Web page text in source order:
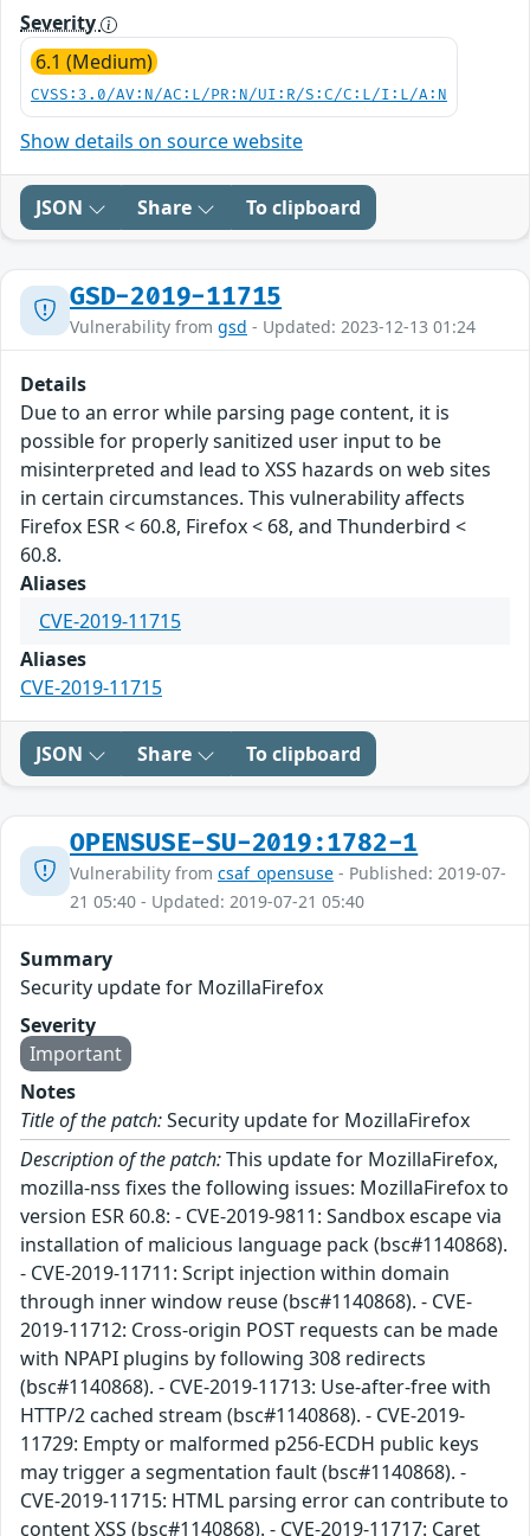
Severity
6.1 (Medium)
CVSS:3.0/AV:N/AC:L/PR:N/UI:R/S:C/C:L/I:L/A:N
Show details on source website
JSON Share To clipboard
GSD-2019-11715
Vulnerability from gsd - Updated: 2023-12-13 01:24
Details
Due to an error while parsing page content, it is
possible for properly sanitized user input to be
misinterpreted and lead to XSS hazards on web sites
in certain circumstances. This vulnerability affects
Firefox ESR < 60.8, Firefox < 68, and Thunderbird <
60.8.
Aliases
CVE-2019-11715
Aliases
CVE-2019-11715
JSON Share To clipboard
OPENSUSE-SU-2019:1782-1
Vulnerability from csaf_opensuse - Published: 2019-07-
21 05:40 - Updated: 2019-07-21 05:40
Summary
Security update for MozillaFirefox
Severity
Important
Notes
Title of the patch:Security update for MozillaFirefox
Description of the patch:This update for MozillaFirefox,
mozilla-nss fixes the following issues: MozillaFirefox to
version ESR 60.8: - CVE-2019-9811: Sandbox escape via
installation of malicious language pack (bsc#1140868).
- CVE-2019-11711: Script injection within domain
through inner window reuse (bsc#1140868). - CVE-
2019-11712: Cross-origin POST requests can be made
with NPAPI plugins by following 308 redirects
(bsc#1140868). - CVE-2019-11713: Use-after-free with
HTTP/2 cached stream (bsc#1140868). - CVE-2019-
11729: Empty or malformed p256-ECDH public keys
may trigger a segmentation fault (bsc#1140868). -
CVE-2019-11715: HTML parsing error can contribute to
content XSS (bsc#1140868). - CVE-2019-11717: Caret